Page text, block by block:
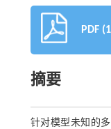
PDF
摘要
针对模型未知的